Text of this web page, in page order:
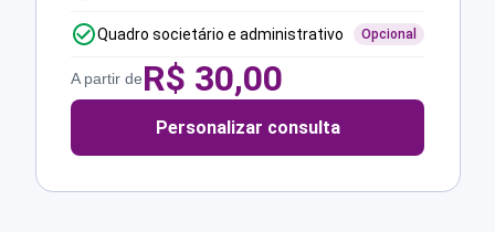
Quadro societário e administrativo Opcional
A partir deR$ 30,00
Personalizar consulta